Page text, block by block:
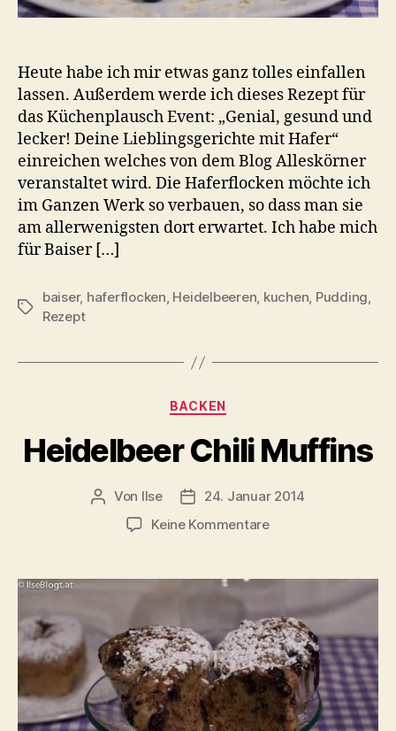
Heute habe ich mir etwas ganz tolles einfallen
lassen. Außerdem werde ich dieses Rezept für
das Küchenplausch Event: „Genial, gesund und
lecker! Deine Lieblingsgerichte mit Hafer“
einreichen welches von dem Blog Alleskörner
veranstaltet wird. Die Haferflocken möchte ich
im Ganzen Werk so verbauen, so dass man sie
am allerwenigsten dort erwartet. Ich habe mich
für Baiser […]
Schlagwörter
baiser, haferflocken, Heidelbeeren, kuchen, Pudding,
Rezept
Kategorien
BACKEN
Heidelbeer Chili Muffins
Beitragsautor
Von Ilse Beitragsdatum
24. Januar 2014
Keine Kommentarezu
Muffins